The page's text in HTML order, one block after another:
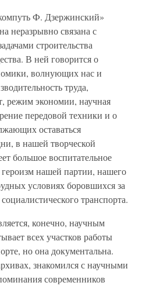
Ф. Дзержинский»
неразрывно связана с
строительства
В ней говорится о
волнующих нас и
труда,
режим экономии, научная
передовой техники и о
оставаться
в нашей творческой
большое воспитательное
нашей партии, нашего
условиях боровшихся за
транспорта.
конечно, научным
всех участков работы
но она документальна.
знакомился с научными
современников